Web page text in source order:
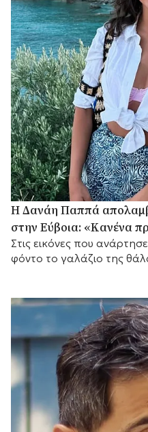
Η Δανάη Παππά
στην Εύβοια: «Κανένα
Στις εικόνες που
φόντο το γαλάζιο της